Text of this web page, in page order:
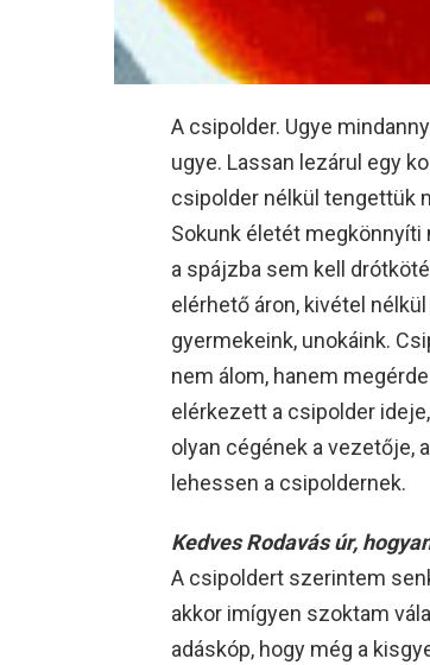
A csipolder. Ugye
ugye. Lassan lezárul egy
csipolder nélkül tengettük
Sokunk életét megkönnyíti
a spájzba sem kell
elérhető áron, kivétel
gyermekeink, unokáink.
nem álom, hanem
elérkezett a csipolder
olyan cégének a vezetője,
lehessen a csipoldernek.
Kedves Rodavás úr,
A csipoldert szerintem
akkor imígyen szoktam
adáskóp, hogy még a